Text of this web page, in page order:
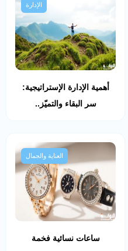
الإدارة
أهمية الإدارة الإستراتيجية:
سر البقاء والتميّز..
العناية والجمال
ساعات نسائية فخمة